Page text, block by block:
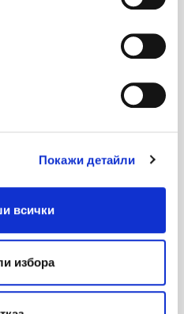
Покажи детайли
всички
избора
24 godziny na dobę, 7
materiały)